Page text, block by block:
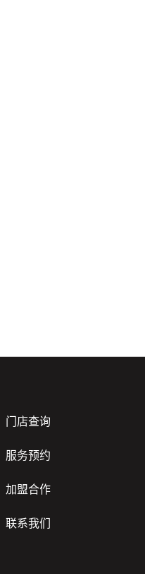
门店查询
服务预约
加盟合作
联系我们